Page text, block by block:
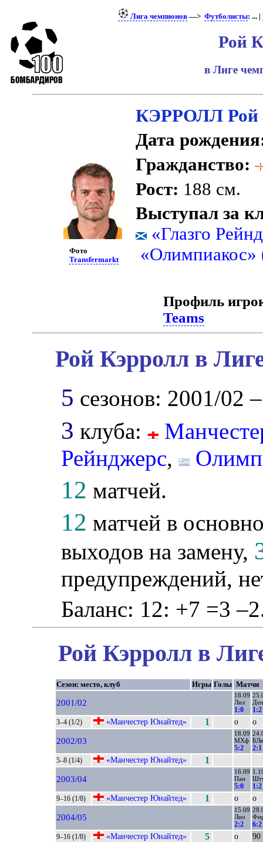
Лига чемпионов—> Футболисты: ... |
Рой
в Лиге
Фото
Transfermarkt
КЭРРОЛЛ Рой
Дата
Гражданство:
Рост: 188 см.
Выступал за
«Глазго
Профиль
Teams
Рой Кэрролл в
5 сезонов: 2001/02
3 клуба:
Рейнджерс,
12 матчей.
12 матчей в
выходов на замену,
предупреждений,
Баланс: 12: +7 =3
Рой Кэрролл в
Сезон: место, клуб Игры Голы Матчи
2001/02
18.09
Лил
1:0
Деп
1:2
3–4 (1/2) «Манчестер Юнайтед» 1 о о
2002/03
18.09
МХф
5:2
БЛв
2:1
5–8 (1/4) «Манчестер Юнайтед» 1
2003/04
16.09
Пан
5:0 1:2
9–16 (1/8) «Манчестер Юнайтед» 1 о о
2004/05
15.09
Лио
2:2 6:2
9–16 (1/8) «Манчестер Юнайтед» 5 о 90